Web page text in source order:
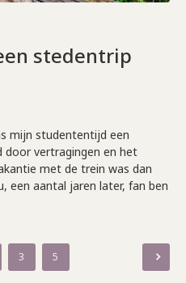
stedentrip
mijn studententijd een
door vertragingen en het
met de trein was dan
een aantal jaren later, fan ben
3 5